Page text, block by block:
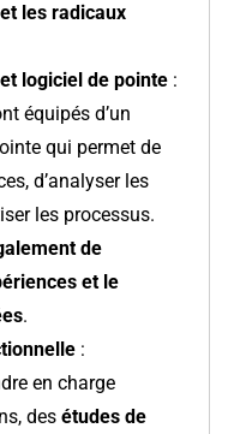
les radicaux
logiciel de pointe:
équipés d’un
qui permet de
d’analyser les
les processus.
de
et le
.
:
en charge
des études de